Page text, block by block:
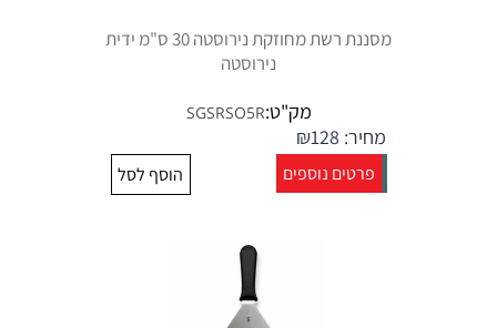
מסננת רשת מחוזקת נירוסטה 30 ס"מ ידית
נירוסטה
מק"ט:SGSRSO5R
מחיר: ₪128
פרטים נוספים הוסף לסל